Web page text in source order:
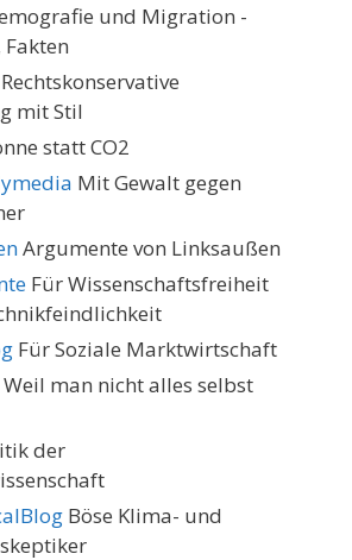
und Migration -
Fakten
Rechtskonservative
mit Stil
statt CO2
Mit Gewalt gegen
Argumente von Linksaußen
Für Wissenschaftsfreiheit
Für Soziale Marktwirtschaft
Weil man nicht alles selbst
der
Böse Klima- und